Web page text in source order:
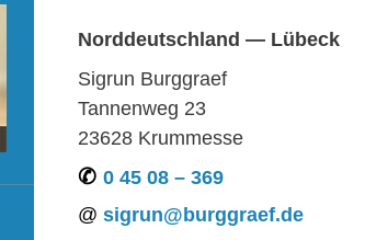
Norddeutschland — Lübeck
Sigrun Burggraef
Tannenweg 23
23628 Krummesse
0 45 08 – 369
sigrun@burggraef.de